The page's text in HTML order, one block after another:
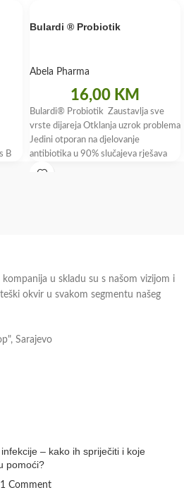
B
Bulardi ® Probiotik
Abela Pharma
16,00 KM
Bulardi® Probiotik Zaustavlja sve
vrste dijareja Otklanja uzrok problema
Jedini otporan na djelovanje
antibiotika u 90% slučajeva rješava
putnu dijareju Bulardi®
u skladu su s našom vizijom i
okvir u svakom segmentu našeg
Sarajevo
– kako ih spriječiti i koje
pomoći?
1 Comment